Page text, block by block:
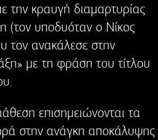
την κραυγή διαμαρτυρίας
(τον υποδυόταν ο Νίκος
τον ανακάλεσε στην
με τη φράση του τίτλου
επισημειώνονται τα
στην ανάγκη αποκάλυψης